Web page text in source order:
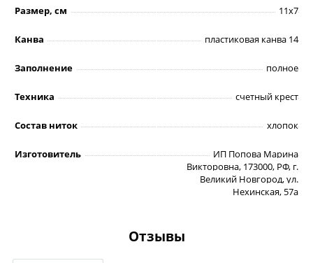
Размер, см 11х7
Канва пластиковая канва 14
Заполнение полное
Техника счетный крест
Состав ниток хлопок
Изготовитель
ИП Попова Марина
Викторовна, 173000, РФ, г.
Великий Новгород, ул.
Нехинская, 57а
Отзывы